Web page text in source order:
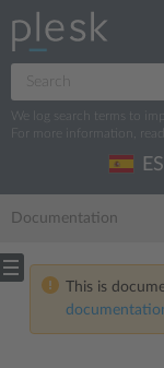
We log search terms to
For more information,
Documentation
This is